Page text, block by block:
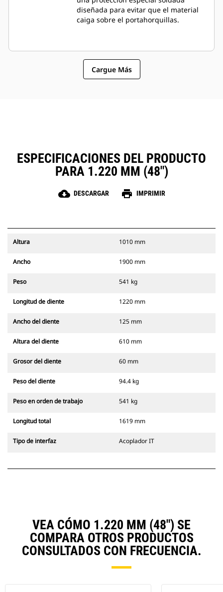
diseñada para evitar que el material
caiga sobre el portahorquillas.
Cargue Más
ESPECIFICACIONES DEL PRODUCTO
PARA 1.220 MM (48")
cloud_download DESCARGAR print IMPRIMIR
Altura 1010 mm
Ancho 1900 mm
Peso 541 kg
Longitud de diente 1220 mm
Ancho del diente 125 mm
Altura del diente 610 mm
Grosor del diente 60 mm
Peso del diente 94.4 kg
Peso en orden de trabajo 541 kg
Longitud total 1619 mm
Tipo de interfaz Acoplador IT
VEA CÓMO 1.220 MM (48") SE
COMPARA OTROS PRODUCTOS
CONSULTADOS CON FRECUENCIA.